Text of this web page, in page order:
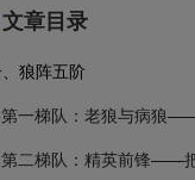
文章目录
狼阵五阶
第一梯队：老狼与病狼
第二梯队：精英前锋——